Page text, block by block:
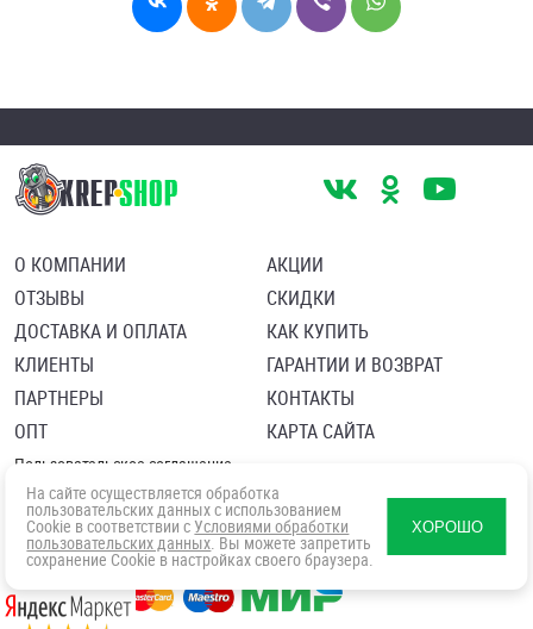
О КОМПАНИИ
ОТЗЫВЫ
ДОСТАВКА И ОПЛАТА
КЛИЕНТЫ
ПАРТНЕРЫ
ОПТ
АКЦИИ
СКИДКИ
КАК КУПИТЬ
ГАРАНТИИ И ВОЗВРАТ
КОНТАКТЫ
КАРТА САЙТА
Пользовательское соглашение
Политика в отношении обработки персональных данных
Согласие посетителя сайта на обработку персональных данны
На сайте осуществляется обработка
пользовательских данных с использованием
Cookie в соответствии с Условиями обработки
пользовательских данных. Вы можете запретить
сохранение Cookie в настройках своего браузера.
ХОРОШО